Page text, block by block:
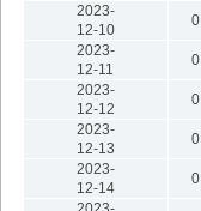
2023-
12-10
0
2023-
12-11
0
2023-
12-12
0
2023-
12-13
0
2023-
12-14
0